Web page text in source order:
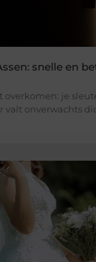
snelle en
overkomen: je
valt onverwachts